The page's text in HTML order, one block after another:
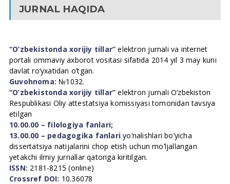
JURNAL HAQIDA
“O’zbekistonda xorijiy tillar” elektron jurnali va internet
portali ommaviy axborot vositasi sifatida 2014 yil 3 may kuni
davlat ro’yxatidan o’tgan.
Guvohnoma: №1032.
“O’zbekistonda xorijiy tillar” elektron jurnali O’zbekiston
Respublikasi Oliy attestatsiya komissiyasi tomonidan tavsiya
etilgan
10.00.00 – filologiya fanlari;
13.00.00 – pedagogika fanlari yo’nalishlari bo’yicha
dissertatsiya natijalarini chop etish uchun mo’ljallangan
yetakchi ilmiy jurnallar qatoriga kiritilgan.
ISSN: 2181-8215 (online)
Crossref DOI: 10.36078